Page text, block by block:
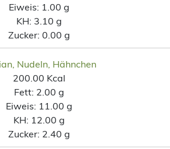
Eiweis: 1.00 g
KH: 3.10 g
Zucker: 0.00 g
Nudeln, Hähnchen
200.00 Kcal
Fett: 2.00 g
Eiweis: 11.00 g
KH: 12.00 g
Zucker: 2.40 g